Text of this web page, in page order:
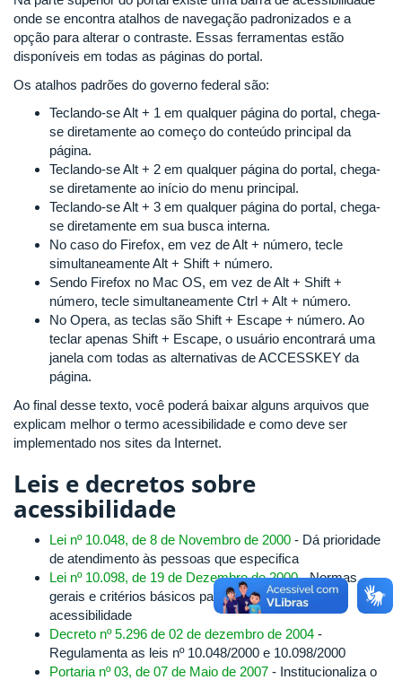
onde se encontra atalhos de navegação padronizados e a
opção para alterar o contraste. Essas ferramentas estão
disponíveis em todas as páginas do portal.
Os atalhos padrões do governo federal são:
Teclando-se Alt + 1 em qualquer página do portal, chega-
se diretamente ao começo do conteúdo principal da
página.
Teclando-se Alt + 2 em qualquer página do portal, chega-
se diretamente ao início do menu principal.
Teclando-se Alt + 3 em qualquer página do portal, chega-
se diretamente em sua busca interna.
No caso do Firefox, em vez de Alt + número, tecle
simultaneamente Alt + Shift + número.
Sendo Firefox no Mac OS, em vez de Alt + Shift +
número, tecle simultaneamente Ctrl + Alt + número.
No Opera, as teclas são Shift + Escape + número. Ao
teclar apenas Shift + Escape, o usuário encontrará uma
janela com todas as alternativas de ACCESSKEY da
página.
Ao final desse texto, você poderá baixar alguns arquivos que
explicam melhor o termo acessibilidade e como deve ser
implementado nos sites da Internet.
Leis e decretos sobre
acessibilidade
Lei nº 10.048, de 8 de Novembro de 2000 - Dá prioridade
de atendimento às pessoas que especifica
Lei nº 10.098, de 19 de Dezembro de 2000- Normas
gerais e critérios básicos para a promoção da
acessibilidade
Decreto nº 5.296 de 02 de dezembro de 2004 -
Regulamenta as leis nº 10.048/2000 e 10.098/2000
Portaria nº 03, de 07 de Maio de 2007 - Institucionaliza o